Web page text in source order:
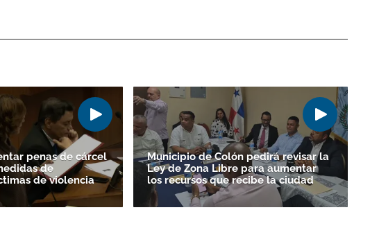
penas de cárcel
de
de violencia
Municipio de Colón pedirá revisar la
Ley de Zona Libre para aumentar
los recursos que recibe la ciudad